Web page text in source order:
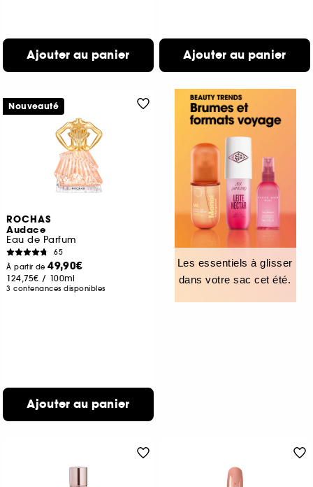
Ajouter au panier Ajouter au panier
ROCHAS
Audace
Eau de Parfum
65
À partir de49,90€
124,75€ / 100ml
3 contenances disponibles
Ajouter au panier
Nouveauté
Les essentiels à glisser
dans votre sac cet été.